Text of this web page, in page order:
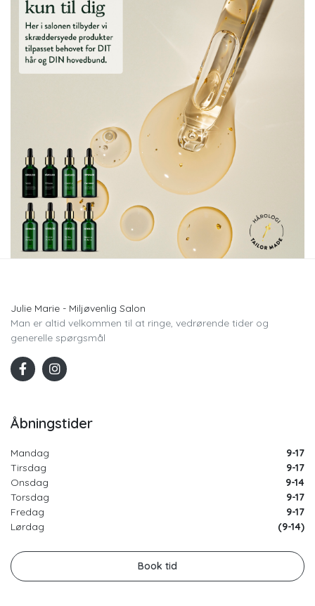
Julie Marie - Miljøvenlig Salon
Man er altid velkommen til at ringe, vedrørende tider og
generelle spørgsmål
Åbningstider
Mandag
9-17
Tirsdag
9-17
Onsdag
9-14
Torsdag
9-17
Fredag
9-17
Lørdag
(9-14)
Book tid